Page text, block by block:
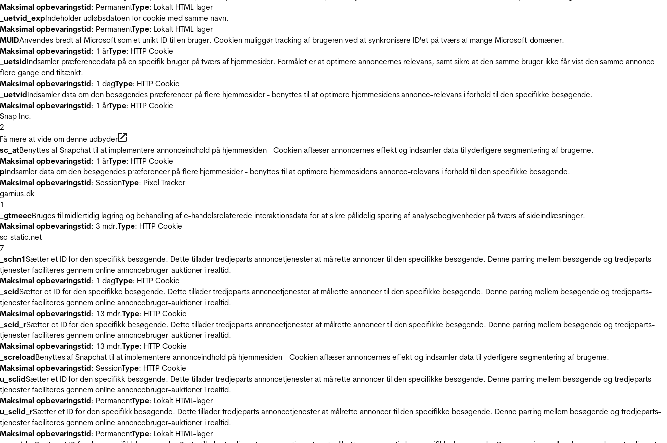
Maksimal opbevaringstid: PermanentType: Lokalt HTML-lager
_uetvid_expIndeholder udløbsdatoen for cookie med samme navn.
Maksimal opbevaringstid: PermanentType: Lokalt HTML-lager
MUIDAnvendes bredt af Microsoft som et unikt ID til en bruger. Cookien muliggør tracking af brugeren ved at synkronisere ID'et på tværs af mange Microsoft-domæner.
Maksimal opbevaringstid: 1 årType: HTTP Cookie
_uetsidIndsamler præferencedata på en specifik bruger på tværs af hjemmesider. Formålet er at optimere annoncernes relevans, samt sikre at den samme bruger ikke får vist den samme annonce
flere gange end tiltænkt.
Maksimal opbevaringstid: 1 dagType: HTTP Cookie
_uetvidIndsamler data om den besøgendes præferencer på flere hjemmesider - benyttes til at optimere hjemmesidens annonce-relevans i forhold til den specifikke besøgende.
Maksimal opbevaringstid: 1 årType: HTTP Cookie
Snap Inc.
2
Få mere at vide om denne udbyder
sc_atBenyttes af Snapchat til at implementere annonceindhold på hjemmesiden - Cookien aflæser annoncernes effekt og indsamler data til yderligere segmentering af brugerne.
Maksimal opbevaringstid: 1 årType: HTTP Cookie
pIndsamler data om den besøgendes præferencer på flere hjemmesider - benyttes til at optimere hjemmesidens annonce-relevans i forhold til den specifikke besøgende.
Maksimal opbevaringstid: SessionType: Pixel Tracker
garnius.dk
1
_gtmeecBruges til midlertidig lagring og behandling af e-handelsrelaterede interaktionsdata for at sikre pålidelig sporing af analysebegivenheder på tværs af sideindlæsninger.
Maksimal opbevaringstid: 3 mdr.Type: HTTP Cookie
sc-static.net
7
_schn1Sætter et ID for den specifikk besøgende. Dette tillader tredjeparts annoncetjenester at målrette annoncer til den specifikke besøgende. Denne parring mellem besøgende og tredjeparts-
tjenester faciliteres gennem online annoncebruger-auktioner i realtid.
Maksimal opbevaringstid: 1 dagType: HTTP Cookie
_scidSætter et ID for den specifikke besøgende. Dette tillader tredjeparts annoncetjenester at målrette annoncer til den specifikke besøgende. Denne parring mellem besøgende og tredjeparts-
tjenester faciliteres gennem online annoncebruger-auktioner i realtid.
Maksimal opbevaringstid: 13 mdr.Type: HTTP Cookie
_scid_rSætter et ID for den specifikk besøgende. Dette tillader tredjeparts annoncetjenester at målrette annoncer til den specifikke besøgende. Denne parring mellem besøgende og tredjeparts-
tjenester faciliteres gennem online annoncebruger-auktioner i realtid.
Maksimal opbevaringstid: 13 mdr.Type: HTTP Cookie
_screloadBenyttes af Snapchat til at implementere annonceindhold på hjemmesiden - Cookien aflæser annoncernes effekt og indsamler data til yderligere segmentering af brugerne.
Maksimal opbevaringstid: SessionType: HTTP Cookie
u_sclidSætter et ID for den specifikk besøgende. Dette tillader tredjeparts annoncetjenester at målrette annoncer til den specifikke besøgende. Denne parring mellem besøgende og tredjeparts-
tjenester faciliteres gennem online annoncebruger-auktioner i realtid.
Maksimal opbevaringstid: PermanentType: Lokalt HTML-lager
u_sclid_rSætter et ID for den specifikk besøgende. Dette tillader tredjeparts annoncetjenester at målrette annoncer til den specifikke besøgende. Denne parring mellem besøgende og tredjeparts-
tjenester faciliteres gennem online annoncebruger-auktioner i realtid.
Maksimal opbevaringstid: PermanentType: Lokalt HTML-lager